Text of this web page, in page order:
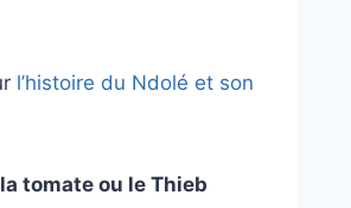
l’histoire du Ndolé et son
tomate ou le Thieb